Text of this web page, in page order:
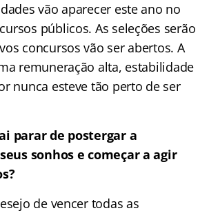
vão aparecer este ano no
públicos. As seleções serão
concursos vão ser abertos. A
remuneração alta, estabilidade
nunca esteve tão perto de ser
parar de postergar a
sonhos e começar a agir
de vencer todas as